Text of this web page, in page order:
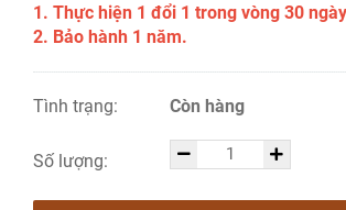
1. Thực hiện 1 đổi 1 trong vòng 30
2. Bảo hành 1 năm.
Tình trạng: Còn hàng
Số lượng: